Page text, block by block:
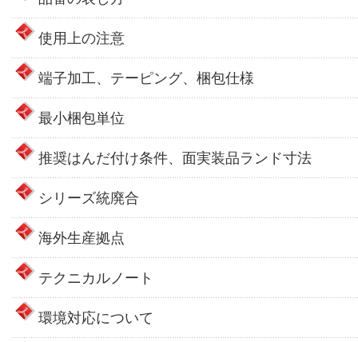
使用上の注意
端子加工、テーピング、梱包仕様
最小梱包単位
推奨はんだ付け条件、面実装品ランド寸法
シリーズ統廃合
海外生産拠点
テクニカルノート
環境対応について